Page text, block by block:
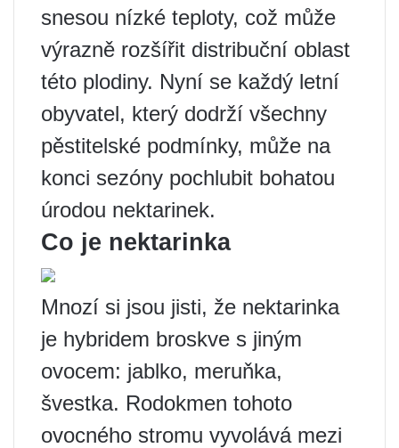
snesou nízké teploty, což může
výrazně rozšířit distribuční oblast
této plodiny. Nyní se každý letní
obyvatel, který dodrží všechny
pěstitelské podmínky, může na
konci sezóny pochlubit bohatou
úrodou nektarinek.
Co je nektarinka
Mnozí si jsou jisti, že nektarinka
je hybridem broskve s jiným
ovocem: jablko, meruňka,
švestka. Rodokmen tohoto
ovocného stromu vyvolává mezi